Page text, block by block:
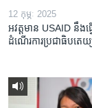
12 កុម្ភៈ 2025
អវត្តមាន USAID នឹង
ដំណើរការប្រជាធិបតេយ្